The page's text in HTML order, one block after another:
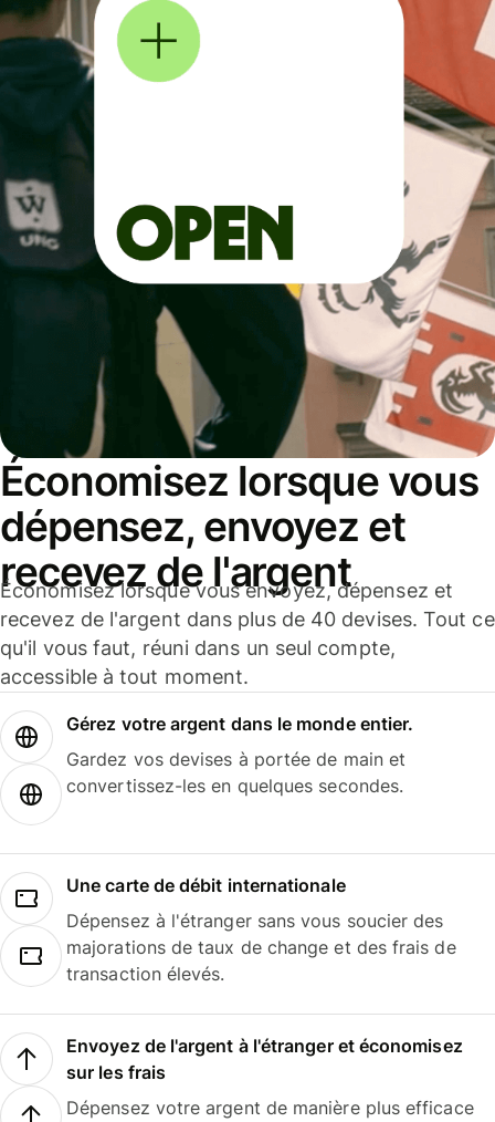
Économisez lorsque vous
dépensez, envoyez et
recevez de l'argent
Économisez lorsque vous envoyez, dépensez et
recevez de l'argent dans plus de 40 devises. Tout ce
qu'il vous faut, réuni dans un seul compte,
accessible à tout moment.
Gérez votre argent dans le monde entier.
Gardez vos devises à portée de main et
convertissez-les en quelques secondes.
Une carte de débit internationale
Dépensez à l'étranger sans vous soucier des
majorations de taux de change et des frais de
transaction élevés.
Envoyez de l'argent à l'étranger et économisez
sur les frais
Dépensez votre argent de manière plus efficace